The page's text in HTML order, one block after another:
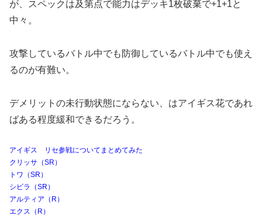
が、スペックは及第点で能力はデッキ1枚破棄で+1+1と
中々。
攻撃しているバトル中でも防御しているバトル中でも使え
るのが有難い。
デメリットの未行動状態にならない、はアイギス花であれ
ばある程度緩和できるだろう。
アイギス リセ参戦についてまとめてみた
クリッサ（SR）
トワ（SR）
シビラ（SR）
アルティア（R）
エクス（R）